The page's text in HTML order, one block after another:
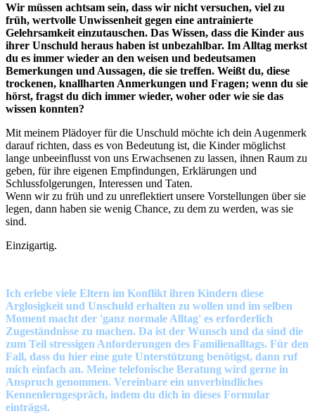
Wir müssen achtsam sein, dass wir nicht versuchen, viel zu
früh, wertvolle Unwissenheit gegen eine antrainierte
Gelehrsamkeit einzutauschen. Das Wissen, dass die Kinder aus
ihrer Unschuld heraus haben ist unbezahlbar. Im Alltag merkst
du es immer wieder an den weisen und bedeutsamen
Bemerkungen und Aussagen, die sie treffen. Weißt du, diese
trockenen, knallharten Anmerkungen und Fragen; wenn du sie
hörst, fragst du dich immer wieder, woher oder wie sie das
wissen konnten?
Mit meinem Plädoyer für die Unschuld möchte ich dein Augenmerk
darauf richten, dass es von Bedeutung ist, die Kinder möglichst
lange unbeeinflusst von uns Erwachsenen zu lassen, ihnen Raum zu
geben, für ihre eigenen Empfindungen, Erklärungen und
Schlussfolgerungen, Interessen und Taten.
Wenn wir zu früh und zu unreflektiert unsere Vorstellungen über sie
legen, dann haben sie wenig Chance, zu dem zu werden, was sie
sind.
Einzigartig.
Ich erlebe viele Eltern im Konflikt ihren Kindern diese
Arglosigkeit und Unschuld erhalten zu wollen und im selben
Moment macht der 'ganz normale Alltag' es erforderlich
Zugeständnisse zu machen. Da ist der Wunsch und da sind die
zum Teil stressigen Anforderungen des Familienalltags. Für den
Fall, dass du hier eine gute Unterstützung benötigst, dann ruf
mich einfach an. Meine telefonische Beratung wird gerne in
Anspruch genommen. Vereinbare ein unverbindliches
Kennenlerngespräch, indem du dich in dieses Formular
einträgst.